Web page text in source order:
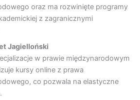
oraz ma rozwinięte programy
z zagranicznymi
Jagielloński
w prawie międzynarodowym
kursy online z prawa
co pozwala na elastyczne